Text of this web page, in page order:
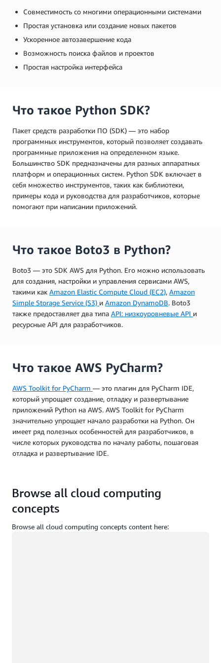
Совместимость со многими операционными системами
Простая установка или создание новых пакетов
Ускоренное автозавершение кода
Возможность поиска файлов и проектов
Простая настройка интерфейса
Что такое Python SDK?
Пакет средств разработки ПО (SDK) — это набор
программных инструментов, который позволяет создавать
программные приложения на определенном языке.
Большинство SDK предназначены для разных аппаратных
платформ и операционных систем. Python SDK включает в
себя множество инструментов, таких как библиотеки,
примеры кода и руководства для разработчиков, которые
помогают при написании приложений.
Что такое Boto3 в Python?
Boto3 — это SDK AWS для Python. Его можно использовать
для создания, настройки и управления сервисами AWS,
такими как Amazon Elastic Compute Cloud (EC2), Amazon
Simple Storage Service (S3) и Amazon DynamoDB. Boto3
также предоставляет два типа API: низкоуровневые API и
ресурсные API для разработчиков.
Что такое AWS PyCharm?
AWS Toolkit for PyCharm — это плагин для PyCharm IDE,
который упрощает создание, отладку и развертывание
приложений Python на AWS. AWS Toolkit for PyCharm
значительно упрощает начало разработки на Python. Он
имеет ряд полезных особенностей для разработчиков, в
числе которых руководства по началу работы, пошаговая
отладка и развертывание IDE.
Browse all cloud computing
concepts
Browse all cloud computing concepts content here: